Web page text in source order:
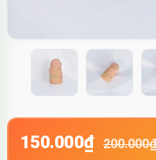
150.000₫ 200.000₫